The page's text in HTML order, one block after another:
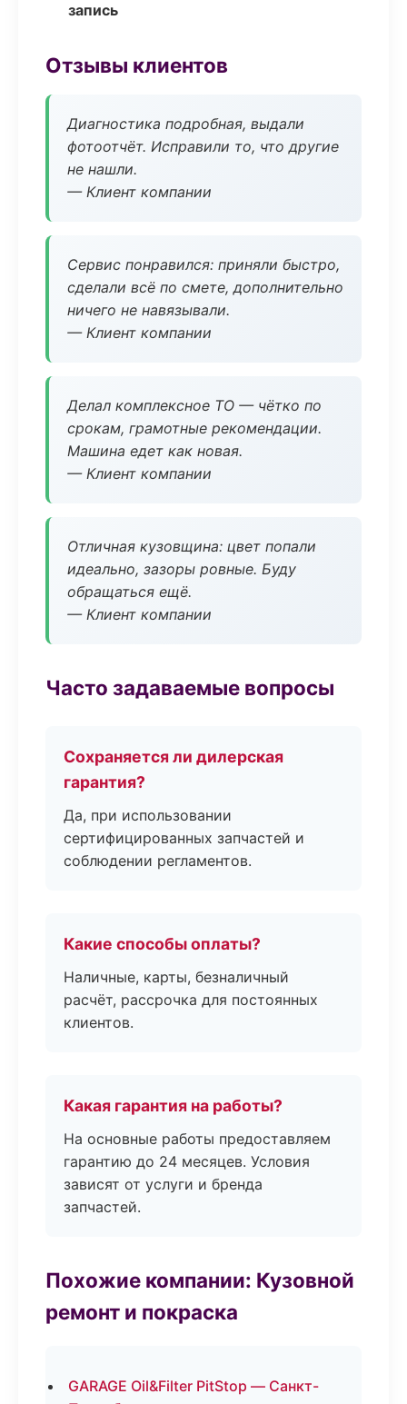
запись
Отзывы клиентов
Диагностика подробная, выдали
фотоотчёт. Исправили то, что другие
не нашли.
— Клиент компании
Сервис понравился: приняли быстро,
сделали всё по смете, дополнительно
ничего не навязывали.
— Клиент компании
Делал комплексное ТО — чётко по
срокам, грамотные рекомендации.
Машина едет как новая.
— Клиент компании
Отличная кузовщина: цвет попали
идеально, зазоры ровные. Буду
обращаться ещё.
— Клиент компании
Часто задаваемые вопросы
Сохраняется ли дилерская
гарантия?
Да, при использовании
сертифицированных запчастей и
соблюдении регламентов.
Какие способы оплаты?
Наличные, карты, безналичный
расчёт, рассрочка для постоянных
клиентов.
Какая гарантия на работы?
На основные работы предоставляем
гарантию до 24 месяцев. Условия
зависят от услуги и бренда
запчастей.
Похожие компании: Кузовной
ремонт и покраска
GARAGE Oil&Filter PitStop — Санкт-